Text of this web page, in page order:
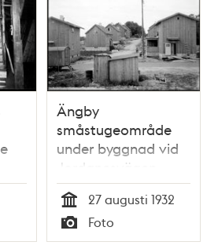
Ängby
småstugeområde
under byggnad vid
Jordanesvägen,
från
Angantyrsvägen
mot väster
Tid
27 augusti 1932
Typ
Foto